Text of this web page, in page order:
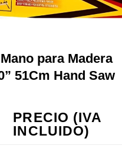
para Madera
51Cm Hand Saw
PRECIO (IVA
INCLUIDO)